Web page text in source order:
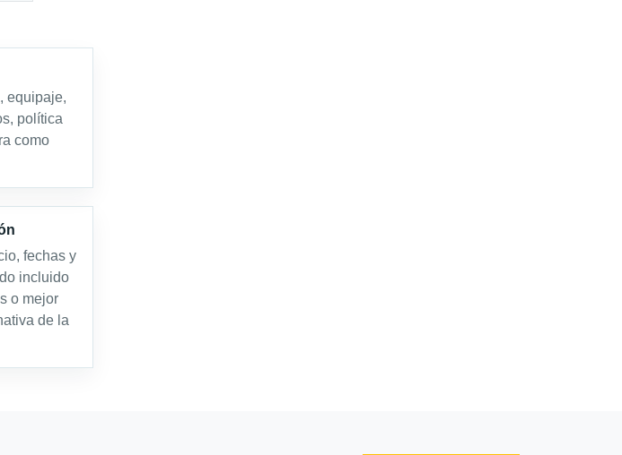
equipaje,
política
como
fechas y
incluido
o mejor
de la